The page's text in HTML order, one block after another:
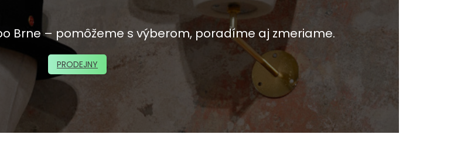
Brne – pomôžeme s výberom, poradíme aj zmeriame.
PRODEJNY